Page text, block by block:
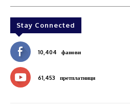
Stay Connected
10,404 фанови
61,453 претплатници